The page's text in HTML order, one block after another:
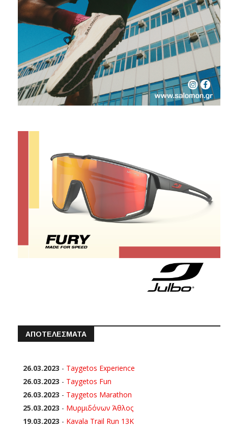
ΑΠΟΤΕΛΕΣΜΑΤΑ
26.03.2023 - Taygetos Experience
26.03.2023 - Taygetos Fun
26.03.2023 - Taygetos Marathon
25.03.2023 - Μυρμιδόνων Άθλος
19.03.2023 - Kavala Trail Run 13K